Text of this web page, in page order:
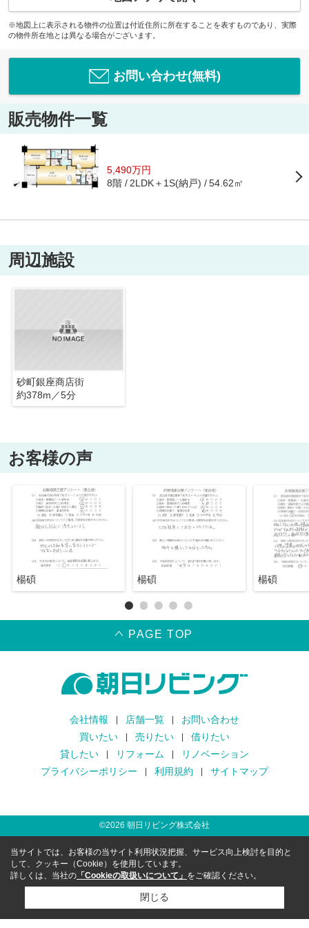
※地図上に表示される物件の位置は付近住所に所在することを表すものであり、実際
の物件所在地とは異なる場合がございます。
お問い合わせ(無料)
販売物件一覧
5,490万円
8階 2LDK＋1S(納戸) 54.62㎡
周辺施設
砂町銀座商店街
約378m／5分
お客様の声
楊碩 楊碩 楊碩
PAGE TOP
会社情報 店舗一覧
お問い合わせ
買いたい
売りたい
借りたい
貸したい
リフォーム
リノベーション
プライバシーポリシー
利用規約 サイトマップ
©2026 朝日リビング株式会社
当サイトでは、お客様の当サイト利用状況把握、サービス向上検討を目的と
して、クッキー（Cookie）を使用しています。
詳しくは、当社の 「Cookieの取扱いについて」 をご確認ください。
閉じる